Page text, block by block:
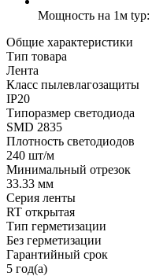
Мощность на 1м typ:
Общие характеристики
Тип товара
Лента
Класс пылевлагозащиты
IP20
Типоразмер светодиода
SMD 2835
Плотность светодиодов
240 шт/м
Минимальный отрезок
33.33 мм
Серия ленты
RT открытая
Тип герметизации
Без герметизации
Гарантийный срок
5 год(а)